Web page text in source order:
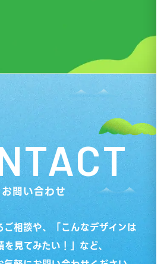
お問い合わせ
ご相談や、「こんなデザインは
見てみたい！」など、